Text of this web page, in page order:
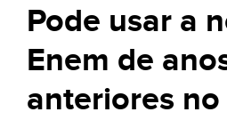
Pode usar a
Enem de
anteriores no